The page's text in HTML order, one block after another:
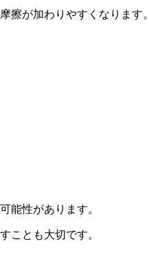
擦が加わりやすくなります。
能性があります。
ことも大切です。